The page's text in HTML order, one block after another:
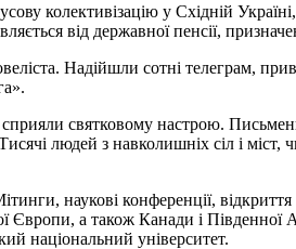
колективізацію у Східній
від державної пенсії,
Надійшли сотні телеграм,
святковому настрою.
людей з навколишніх сіл і міст,
наукові конференції,
Європи, а також Канади і
національний університет.